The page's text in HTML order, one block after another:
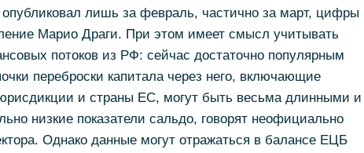
лишь за февраль, частично за март, цифры
Марио Драги. При этом имеет смысл учитывать
потоков из РФ: сейчас достаточно популярным
переброски капитала через него, включающие
и страны ЕС, могут быть весьма длинными и
низкие показатели сальдо, говорят неофициально
Однако данные могут отражаться в балансе ЕЦБ